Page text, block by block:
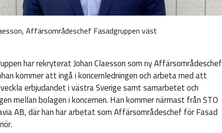
Affärsområdeschef Fasadgruppen väst
har rekryterat Johan Claesson som ny Affärsområdeschef
kommer att ingå i koncernledningen och arbeta med att
erbjudandet i västra Sverige samt samarbetet och
mellan bolagen i koncernen. Han kommer närmast från STO
AB, där han har arbetat som Affärsområdeschef för Fasad